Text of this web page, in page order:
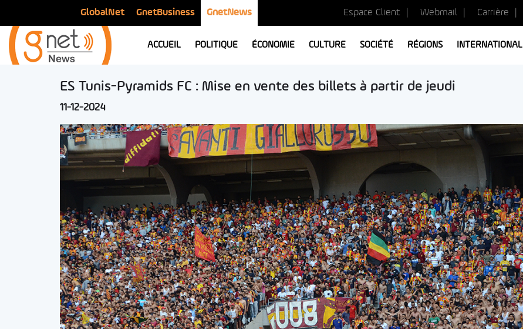
GlobalNet GnetBusiness GnetNews Espace Client Webmail Carrière
ACCUEIL POLITIQUE ÉCONOMIE CULTURE SOCIÉTÉ RÉGIONS INTERNATIONAL
ES Tunis-Pyramids FC : Mise en vente des billets à partir de jeudi
11-12-2024